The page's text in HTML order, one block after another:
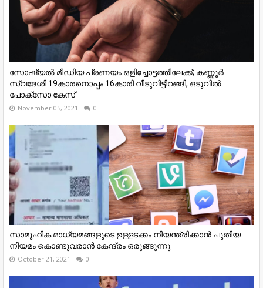
സോഷ്യല്‍ മീഡിയ പ്രണയം ഒളിച്ചോട്ടത്തിലേക്ക്; കണ്ണൂർ
സ്വദേശി 19കാരനൊപ്പം 16കാരി വീടുവിട്ടിറങ്ങി, ഒടുവിൽ
പോക്സോ കേസ്
November 05, 2021 0
സാമൂഹിക മാധ്യമങ്ങളുടെ ഉള്ളടക്കം നിയന്ത്രിക്കാൻ പുതിയ
നിയമം കൊണ്ടുവരാന്‍ കേന്ദ്രം ഒരുങ്ങുന്നു
October 21, 2021 0